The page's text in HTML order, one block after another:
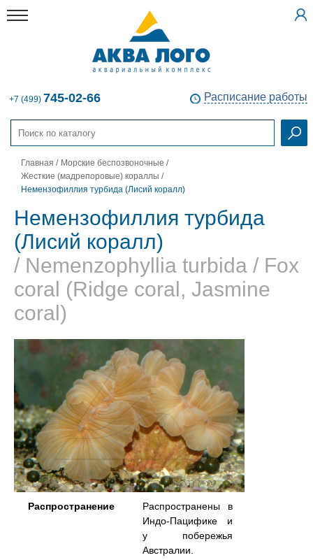
+7 (499) 745-02-66 Расписание работы
Главная / Морские беспозвоночные /
Жесткие (мадрепоровые) кораллы /
Немензофиллия турбида (Лисий коралл)
Немензофиллия турбида
(Лисий коралл)
/ Nemenzophyllia turbida / Fox
coral (Ridge coral, Jasmine
coral)
Распространение
Распространены в
Индо-Пацифике и
у побережья
Австралии.